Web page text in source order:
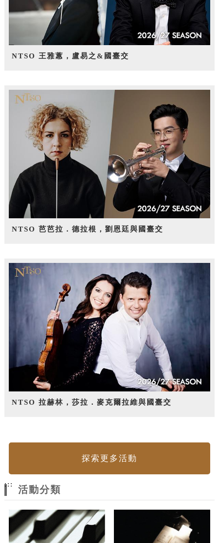
NTSO 王雅蕙，盧易之&國臺交
NTSO 芭芭拉．德拉根，劉恩廷與國臺交
NTSO 拉赫林，莎拉．麥克爾拉維與國臺交
探索更多活動
:::
活動分類